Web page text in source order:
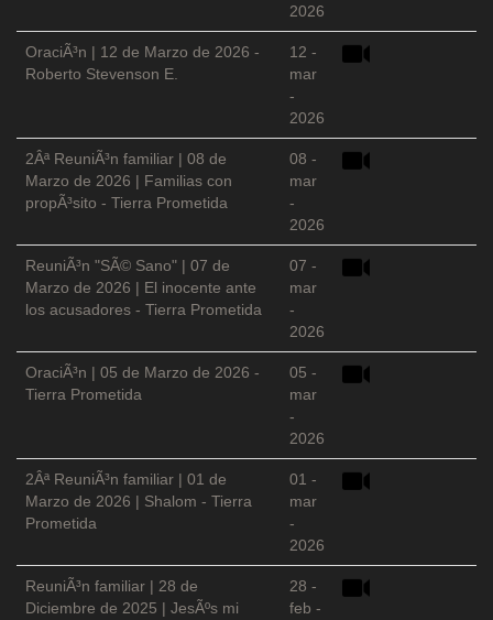
2026
OraciÃ³n | 12 de Marzo de 2026 -
Roberto Stevenson E.
12 -
mar
-
2026
2Âª ReuniÃ³n familiar | 08 de
Marzo de 2026 | Familias con
propÃ³sito - Tierra Prometida
08 -
mar
-
2026
ReuniÃ³n "SÃ© Sano" | 07 de
Marzo de 2026 | El inocente ante
los acusadores - Tierra Prometida
07 -
mar
-
2026
OraciÃ³n | 05 de Marzo de 2026 -
Tierra Prometida
05 -
mar
-
2026
2Âª ReuniÃ³n familiar | 01 de
Marzo de 2026 | Shalom - Tierra
Prometida
01 -
mar
-
2026
ReuniÃ³n familiar | 28 de
Diciembre de 2025 | JesÃºs mi
28 -
feb -